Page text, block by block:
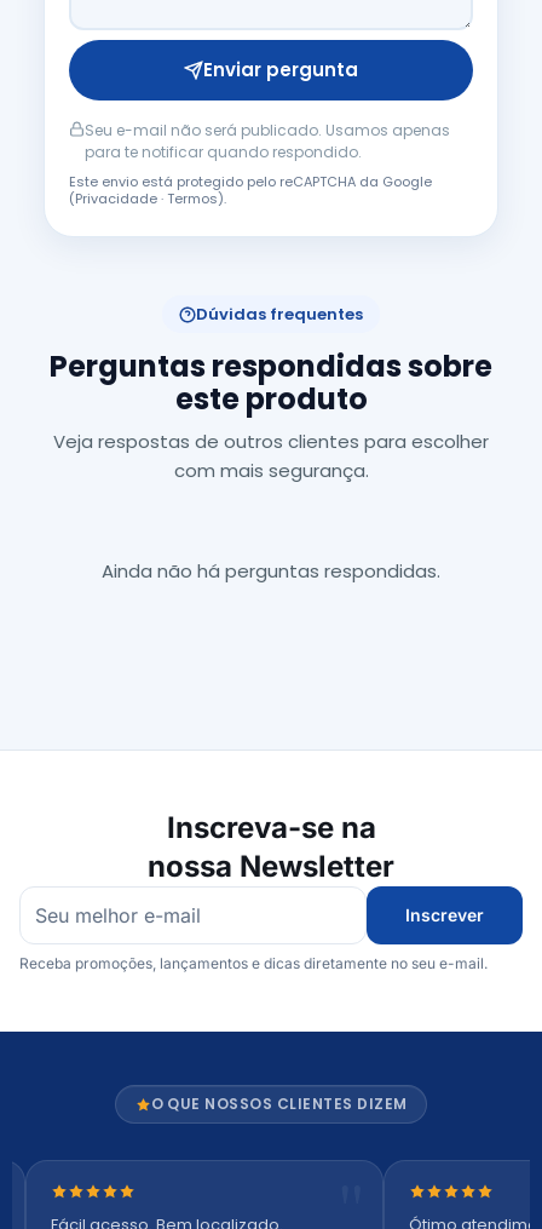
Enviar pergunta
Seu e-mail não será publicado. Usamos apenas
para te notificar quando respondido.
Este envio está protegido pelo reCAPTCHA da Google
(Privacidade·Termos).
Dúvidas frequentes
Perguntas respondidas sobre
este produto
Veja respostas de outros clientes para escolher
com mais segurança.
Ainda não há perguntas respondidas.
Inscreva-se na
nossa Newsletter
Inscrever
Receba promoções, lançamentos e dicas diretamente no seu e-mail.
O QUE NOSSOS CLIENTES DIZEM
Nota 5 de 5 estrelas Nota 5 de 5